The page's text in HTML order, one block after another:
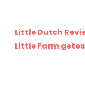
Little Dutch
Little Farm